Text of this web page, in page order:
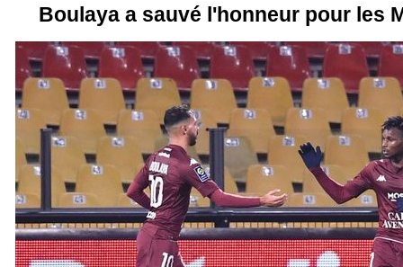
Boulaya a sauvé l'honneur pour les